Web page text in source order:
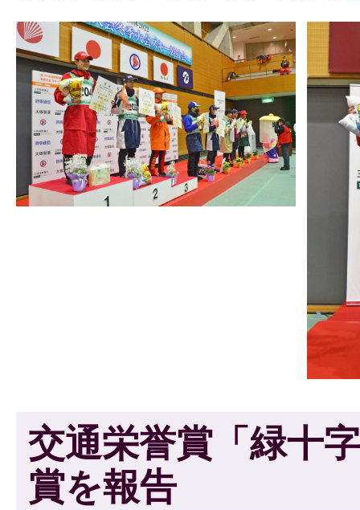
交通栄誉賞「緑十
賞を報告